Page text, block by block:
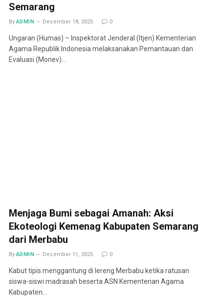
Semarang
By ADMIN December 18, 2025 0
Ungaran (Humas) – Inspektorat Jenderal (Itjen) Kementerian
Agama Republik Indonesia melaksanakan Pemantauan dan
Evaluasi (Monev)…
Menjaga Bumi sebagai Amanah: Aksi
Ekoteologi Kemenag Kabupaten Semarang
dari Merbabu
By ADMIN December 11, 2025 0
Kabut tipis menggantung di lereng Merbabu ketika ratusan
siswa-siswi madrasah beserta ASN Kementerian Agama
Kabupaten…